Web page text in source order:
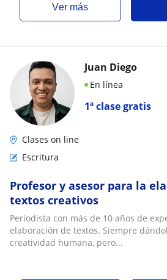
ver más
1ª clase gratis
Juan Diego
En línea
Clases on line
Escritura
Profesor y asesor para la
textos creativos
Periodista con más de 10 años de
elaboración de textos. Siempre
creatividad humana, pero...